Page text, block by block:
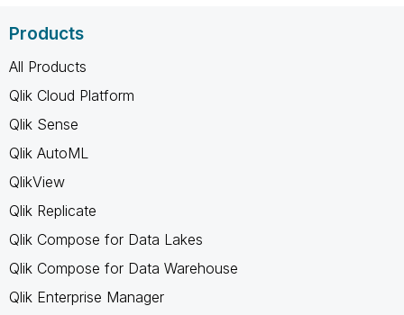
Products
All Products
Qlik Cloud Platform
Qlik Sense
Qlik AutoML
QlikView
Qlik Replicate
Qlik Compose for Data Lakes
Qlik Compose for Data Warehouse
Qlik Enterprise Manager